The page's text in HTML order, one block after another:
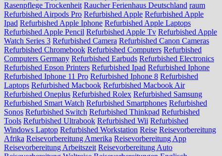
Rasenpflege Trockenheit Raucher Ferienhaus Deutschland raum
Refurbished Airpods Pro Refurbished Apple Refurbished Apple
Ipad Refurbished Apple Iphone Refurbished Apple Laptops
Refurbished Apple Pencil Refurbished Apple Tv Refurbished Apple
Watch Series 3 Refurbished Camera Refurbished Canon Cameras
Refurbished Chromebook Refurbished Computers Refurbished
Computers Germany Refurbished Earbuds Refurbished Electronics
Refurbished Epson Printers Refurbished Ipad Refurbished Iphone
Refurbished Iphone 11 Pro Refurbished Iphone 8 Refurbished
Laptops Refurbished Macbook Refurbished Macbook Air
Refurbished Oneplus Refurbished Rolex Refurbished Samsung
Refurbished Smart Watch Refurbished Smartphones Refurbished
Sonos Refurbished Switch Refurbished Thinkpad Refurbished
Tools Refurbished Ultrabook Refurbished Wii Refurbished
Windows Laptop Refurbished Workstation Reise Reisevorbereitung
Afrika Reisevorbereitung Amerika Reisevorbereitung App
Reisevorbereitung Arbeitszeit Reisevorbereitung Auto